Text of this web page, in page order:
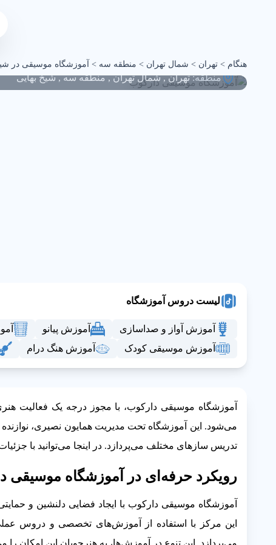
هنگام > تهران > شمال تهران > منطقه سه > آموزشگاه موسیقی در
منطقه: تهران,شمال تهران,منطقه سه,شیخ بهایی
لیست دروس آموزشگاه
آموزش آواز و صداسازی آموزش پیانو
آموزش موسیقی کودک
آموزش هنگ درام
آموزشگاه موسیقی دارکوب، با مجوز درجه یک فعالیت
می‌شود. این آموزشگاه تحت مدیریت همایون نصیری،
تدریس سازهای مختلف می‌پردازد. در اینجا می‌توانید با
رویکرد حرفه‌ای در آموزشگاه موسیقی
آموزشگاه موسیقی دارکوب با ایجاد فضایی دلنشین و
این مرکز با استفاده از آموزش‌های تخصصی و دروس
می‌پردازد. این تنوع در آموزش‌ها، به هنرجویان این امکان را